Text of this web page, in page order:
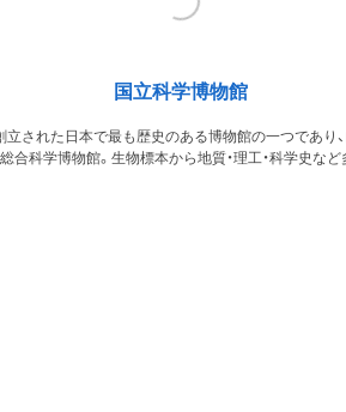
国立科学博物館
立された日本で最も歴史のある博物館の一つであり
合科学博物館。生物標本から地質・理工・科学史な